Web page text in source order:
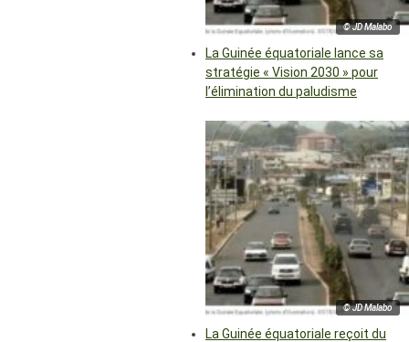
© JD Malabo
La Guinée équatoriale lance sa
stratégie « Vision 2030 » pour
l’élimination du paludisme
© JD Malabo
La Guinée équatoriale reçoit du